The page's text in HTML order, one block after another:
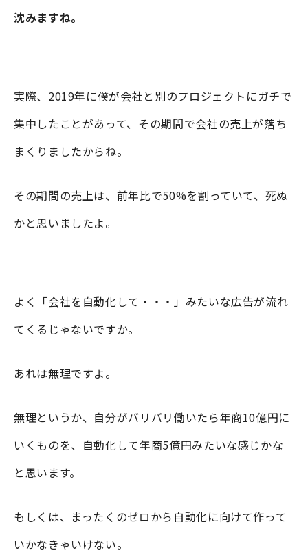
沈みますね。
実際、2019年に僕が会社と別のプロジェクトにガチで
集中したことがあって、その期間で会社の売上が落ち
まくりましたからね。
その期間の売上は、前年比で50%を割っていて、死ぬ
かと思いましたよ。
よく「会社を自動化して・・・」みたいな広告が流れ
てくるじゃないですか。
あれは無理ですよ。
無理というか、自分がバリバリ働いたら年商10億円に
いくものを、自動化して年商5億円みたいな感じかな
と思います。
もしくは、まったくのゼロから自動化に向けて作って
いかなきゃいけない。